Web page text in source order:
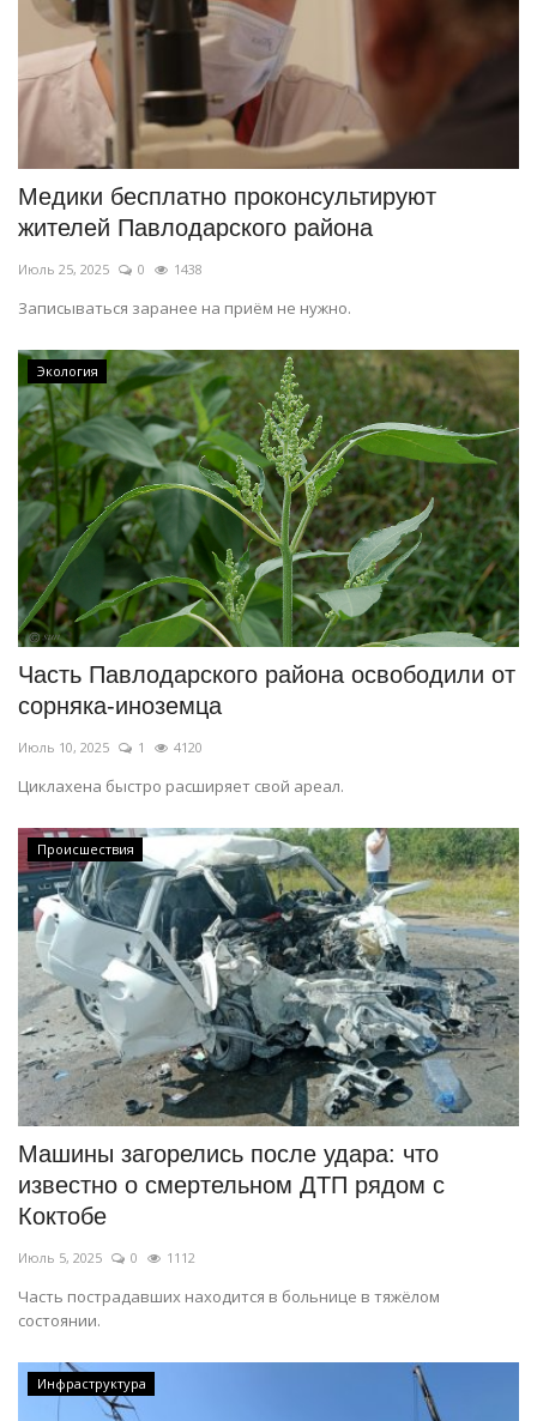
Медики бесплатно проконсультируют
жителей Павлодарского района
Июль 25, 2025 0 1438
Записываться заранее на приём не нужно.
Экология
Часть Павлодарского района освободили от
сорняка-иноземца
Июль 10, 2025 1 4120
Циклахена быстро расширяет свой ареал.
Происшествия
Машины загорелись после удара: что
известно о смертельном ДТП рядом с
Коктобе
Июль 5, 2025 0 1112
Часть пострадавших находится в больнице в тяжёлом
состоянии.
Инфраструктура